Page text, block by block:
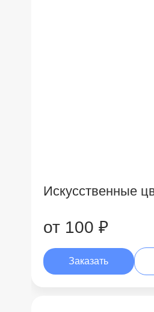
Искусственные
от 100 ₽
Заказать